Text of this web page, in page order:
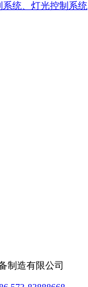
系统、灯光控制系统